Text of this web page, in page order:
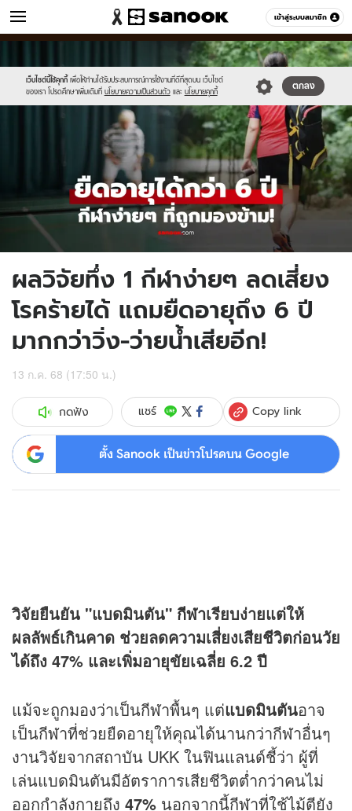
เข้าสู่ระบบสมาชิก
ข่าว หมวดอื่นๆ
เว็บไซต์นี้ใช้คุกกี้ เพื่อให้ท่านได้รับประสบการณ์การใช้งานที่ดีที่สุดบน เว็บไซต์
ของเรา โปรดศึกษาเพิ่มเติมที่ นโยบายความเป็นส่วนตัว และ นโยบายคุกกี้
ตกลง
new-
sanook.png
//s.isanook.com/ns/0/ud/1963/9815018/newnewnewnewnewnewnew-
thumbna.jpg
ผลวิจัยทึ่ง 1 กีฬาง่ายๆ ลดเสี่ยง
โรคร้ายได้ แถมยืดอายุถึง 6 ปี
มากกว่าวิ่ง-ว่ายน้ำเสียอีก!
13 ก.ค. 68 (17:50 น.)
กดฟัง แชร์ Copy link
ตั้ง Sanook เป็นข่าวโปรดบน Google
วิจัยยืนยัน "แบดมินตัน" กีฬาเรียบง่ายแต่ให้
ผลลัพธ์เกินคาด ช่วยลดความเสี่ยงเสียชีวิตก่อนวัย
ได้ถึง 47% และเพิ่มอายุขัยเฉลี่ย 6.2 ปี
แม้จะถูกมองว่าเป็นกีฬาพื้นๆ แต่แบดมินตันอาจ
เป็นกีฬาที่ช่วยยืดอายุให้คุณได้นานกว่ากีฬาอื่นๆ
งานวิจัยจากสถาบัน UKK ในฟินแลนด์ชี้ว่า ผู้ที่
เล่นแบดมินตันมีอัตราการเสียชีวิตต่ำกว่าคนไม่
ออกกำลังกายถึง 47% นอกจากนี้กีฬาที่ใช้ไม้ตียัง